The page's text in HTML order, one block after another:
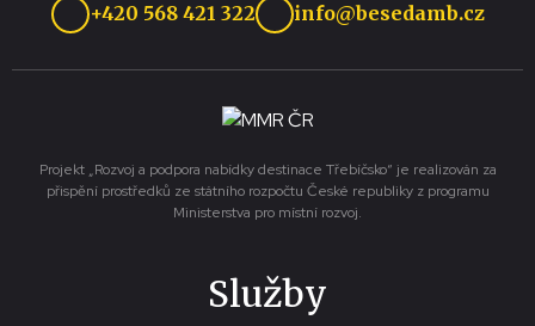
+420 568 421 322 info@besedamb.cz
Projekt „Rozvoj a podpora nabídky destinace Třebíčsko“ je realizován za
přispění prostředků ze státního rozpočtu České republiky z programu
Ministerstva pro místní rozvoj.
Služby